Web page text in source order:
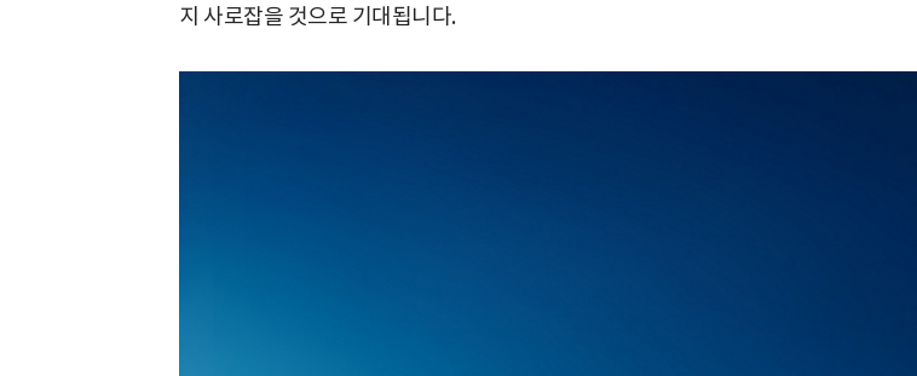
지 사로잡을 것으로 기대됩니다.